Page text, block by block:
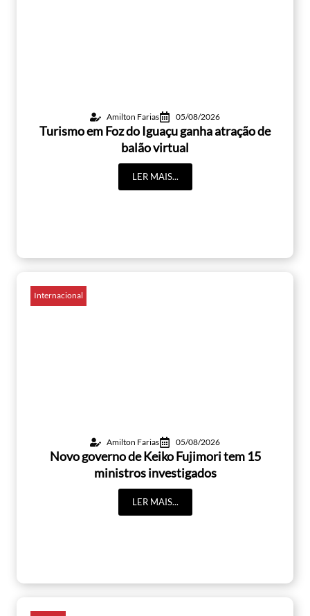
Amilton Farias 05/08/2026
Turismo em Foz do Iguaçu ganha atração de
balão virtual
LER MAIS...
Internacional
Amilton Farias 05/08/2026
Novo governo de Keiko Fujimori tem 15
ministros investigados
LER MAIS...